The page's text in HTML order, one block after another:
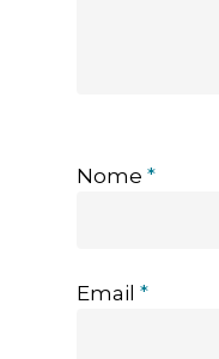
Nome *
Email *